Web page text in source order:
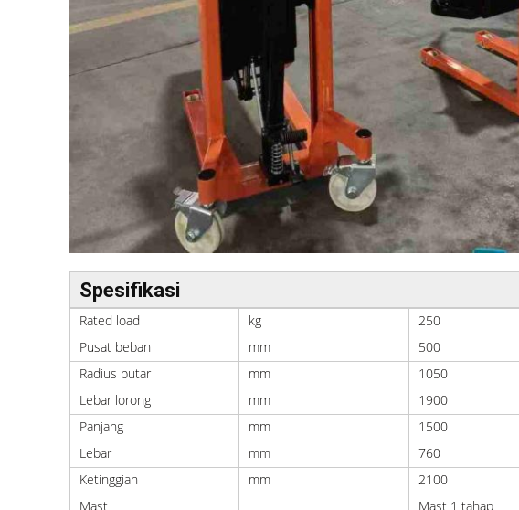
Spesifikasi
Rated load kg
250
Pusat beban
mm
500
Radius putar
mm
1050
Lebar lorong
mm
1900
Panjang
mm
1500
Lebar
mm
760
Ketinggian
mm
2100
Mast
Mast 1 tahap